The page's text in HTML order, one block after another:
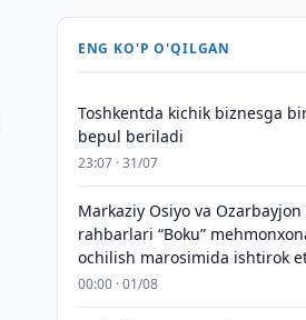
ENG KO'P O'QILGAN
Toshkentda kichik biznesga
bepul beriladi
23:07 · 31/07
Markaziy Osiyo va
rahbarlari “Boku”
ochilish marosimida ishtirok
00:00 · 01/08